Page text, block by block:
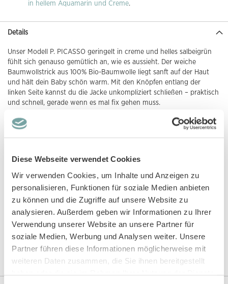
Diese Webseite verwendet Cookies
Wir verwenden Cookies, um Inhalte und Anzeigen zu
personalisieren, Funktionen für soziale Medien anbieten
zu können und die Zugriffe auf unsere Website zu
analysieren. Außerdem geben wir Informationen zu Ihrer
Verwendung unserer Website an unsere Partner für
soziale Medien, Werbung und Analysen weiter. Unsere
Partner führen diese Informationen möglicherweise mit
weiteren Daten zusammen, die Sie ihnen bereitgestellt
in hellem Aquamarin und Creme.
Details
Unser Modell P. PICASSO geringelt in creme und helles salbeigrün
fühlt sich genauso gemütlich an, wie es aussieht. Der weiche
Baumwollstrick aus 100% Bio-Baumwolle liegt sanft auf der Haut
und hält dein Baby schön warm. Mit den Knöpfen entlang der
linken Seite kannst du die Jacke unkompliziert schließen – praktisch
und schnell, gerade wenn es mal fix gehen muss.
Der gerade, schmale Schnitt und der runde Ausschnitt sorgen für
nachhaltig her – das zeigt dir das GOTS-Zertifikat. Mehr über das
Label findest du in unserem Blog.
Pflege-Tipp: Die Jacke bleibt länger wie neu, wenn du sie bei 30
Grad im Schonwaschgang wäschst und nicht in den Trockner gibst.
Das ist ganz genau dein Design? Schaue dir unbedingt unseren
Strampler ModellPLEUNan. Alternativ könnten dir unser Modell
P.PICASSO einfarbig in
creme und hellem haselnussbraun